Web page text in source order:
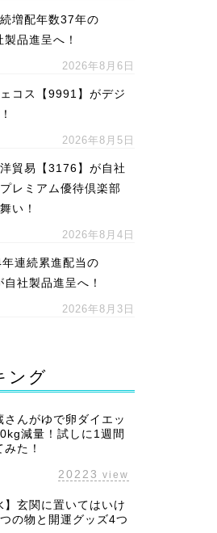
増配年数37年の
品進呈へ！
2026年8月6日
コス【9991】がデジ
2026年8月5日
貿易【3176】が自社
レミアム優待倶楽部
い！
2026年8月4日
年連続累進配当の
社製品進呈へ！
2026年8月3日
ング
さんがゆで卵ダイエッ
減量！試しに1週間
た！
20223 view
】玄関に置いてはいけ
の物と開運グッズ4つ